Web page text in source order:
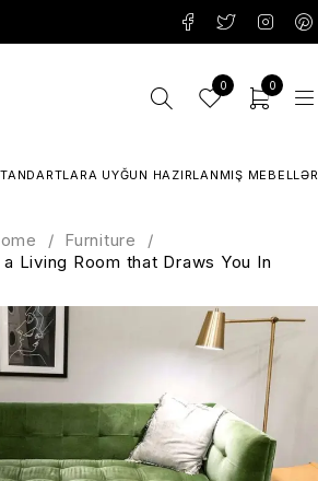
0 0
UYĞUN HAZIRLANMIŞ MEBELLƏR.
/ Furniture
/
Living Room that Draws You In